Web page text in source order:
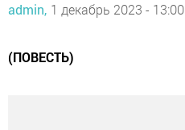
admin, 1 декабрь 2023 - 13:00
(ПОВЕСТЬ)